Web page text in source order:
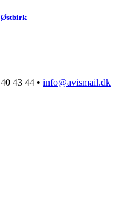
Østbirk
43 44 • info@avismail.dk